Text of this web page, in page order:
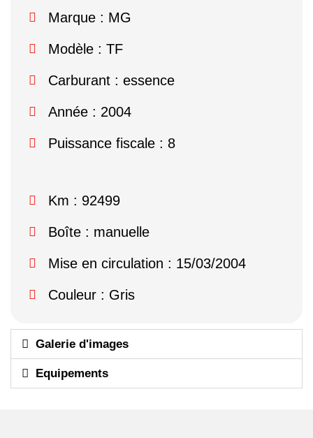
Marque : MG
Modèle : TF
Carburant : essence
Année : 2004
Puissance fiscale : 8
Km : 92499
Boîte : manuelle
Mise en circulation : 15/03/2004
Couleur : Gris
Galerie d'images
Equipements